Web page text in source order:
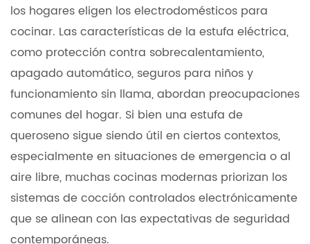
los hogares eligen los electrodomésticos para
cocinar. Las características de la estufa eléctrica,
como protección contra sobrecalentamiento,
apagado automático, seguros para niños y
funcionamiento sin llama, abordan preocupaciones
comunes del hogar. Si bien una estufa de
queroseno sigue siendo útil en ciertos contextos,
especialmente en situaciones de emergencia o al
aire libre, muchas cocinas modernas priorizan los
sistemas de cocción controlados electrónicamente
que se alinean con las expectativas de seguridad
contemporáneas.